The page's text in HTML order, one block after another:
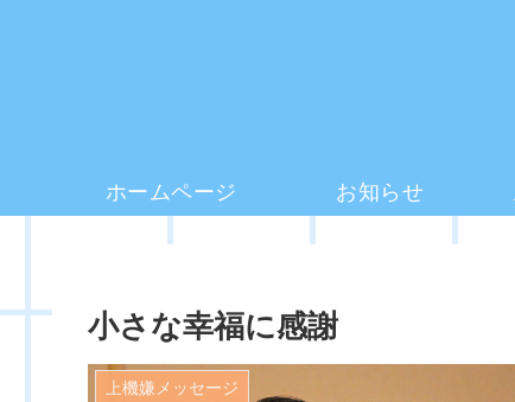
ホームページ お知らせ
小さな幸福に感謝
上機嫌メッセージ